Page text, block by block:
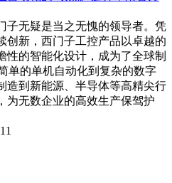
子无疑是当之无愧的领导者。凭
创新，西门子工控产品以卓越的
性的智能化设计，成为了全球制
单的单机自动化到复杂的数字
造到新能源、半导体等高精尖行
为无数企业的高效生产保驾护